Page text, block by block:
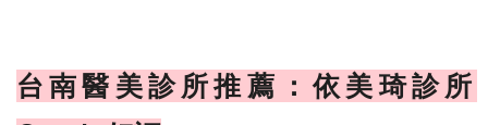
台南醫美診所推薦：依美琦診所